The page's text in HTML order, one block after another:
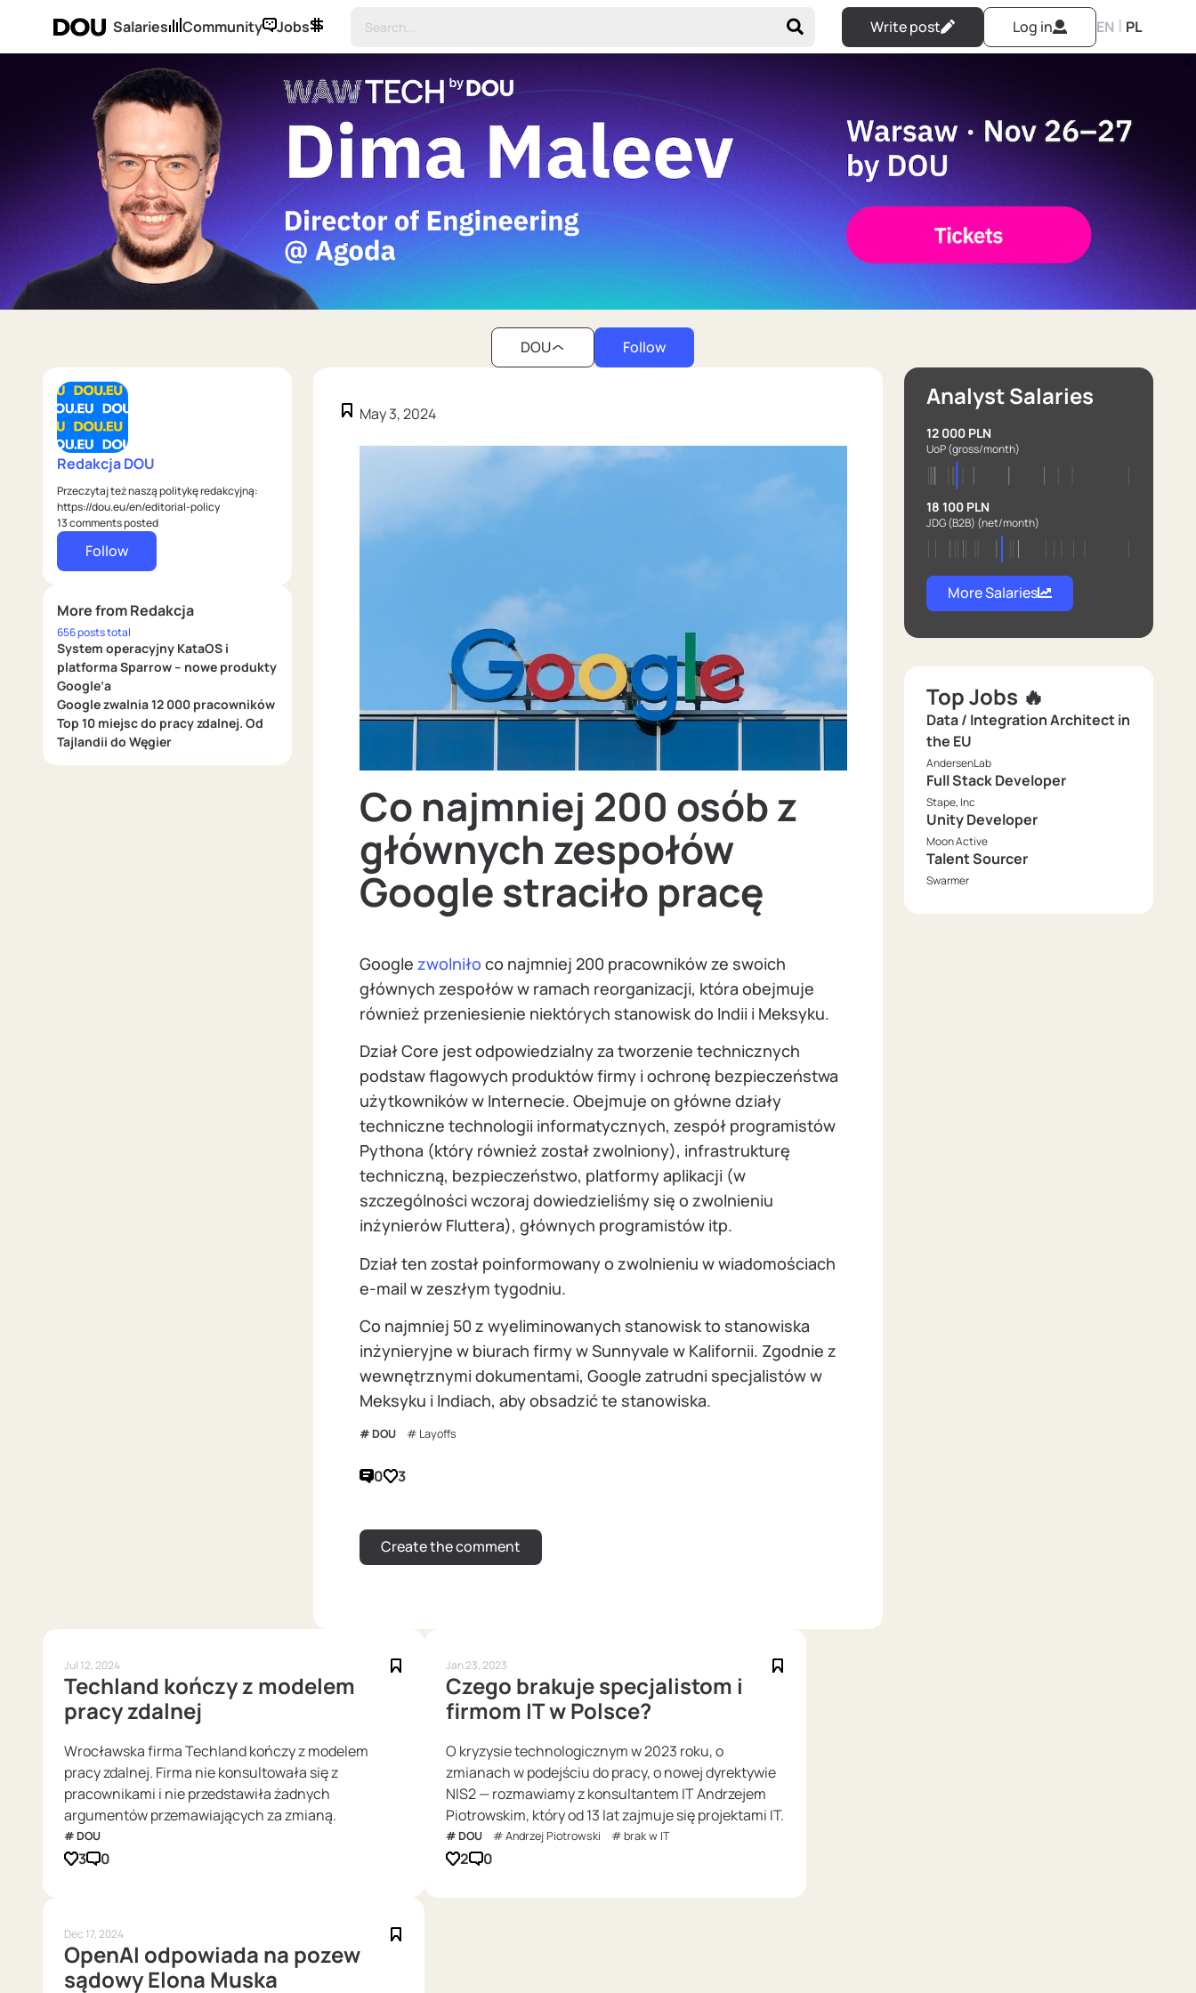
Salaries Community Jobs Write post Log in EN | PL
DOU Follow
Redakcja DOU
Przeczytaj też naszą politykę redakcyjną:
https://dou.eu/en/editorial-policy
13 comments posted
Follow
More from Redakcja
656 posts total
System operacyjny KataOS i
platforma Sparrow – nowe produkty
Google’a
Google zwalnia 12 000 pracowników
Top 10 miejsc do pracy zdalnej. Od
Tajlandii do Węgier
May 3, 2024
Co najmniej 200 osób z
głównych zespołów
Google straciło pracę
Google zwolniło co najmniej 200 pracowników ze swoich
głównych zespołów w ramach reorganizacji, która obejmuje
również przeniesienie niektórych stanowisk do Indii i Meksyku.
Dział Core jest odpowiedzialny za tworzenie technicznych
podstaw flagowych produktów firmy i ochronę bezpieczeństwa
użytkowników w Internecie. Obejmuje on główne działy
techniczne technologii informatycznych, zespół programistów
Pythona (który również został zwolniony), infrastrukturę
techniczną, bezpieczeństwo, platformy aplikacji (w
szczególności wczoraj dowiedzieliśmy się o zwolnieniu
inżynierów Fluttera), głównych programistów itp.
Dział ten został poinformowany o zwolnieniu w wiadomościach
e-mail w zeszłym tygodniu.
Co najmniej 50 z wyeliminowanych stanowisk to stanowiska
inżynieryjne w biurach firmy w Sunnyvale w Kalifornii. Zgodnie z
wewnętrznymi dokumentami, Google zatrudni specjalistów w
Meksyku i Indiach, aby obsadzić te stanowiska.
DOU Layoffs
0 3
Analyst Salaries
12 000 PLN
UoP(gross/month)
18 100 PLN
JDG (B2B) (net/month)
More Salaries
Top Jobs 🔥
Data / Integration Architect in
the EU
AndersenLab
Full Stack Developer
Stape, Inc
Unity Developer
Moon Active
Talent Sourcer
Swarmer
Jul 12, 2024
Techland kończy z modelem
pracy zdalnej
Wrocławska firma Techland kończy z modelem
pracy zdalnej. Firma nie konsultowała się z
pracownikami i nie przedstawiła żadnych
argumentów przemawiających za zmianą.
DOU
3 0
Jan 23, 2023
Czego brakuje specjalistom i
firmom IT w Polsce?
O kryzysie technologicznym w 2023 roku, o
zmianach w podejściu do pracy, o nowej dyrektywie
NIS2 — rozmawiamy z konsultantem IT Andrzejem
Piotrowskim, który od 13 lat zajmuje się projektami IT.
DOU Andrzej Piotrowski brak w IT
2 0
Dec 17, 2024
OpenAI odpowiada na pozew
sądowy Elona Muska